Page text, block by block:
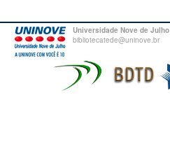
Universidade Nove de Julho
bibliotecatede@uninove.br